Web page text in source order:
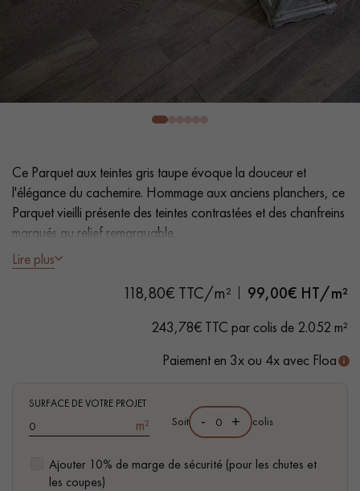
PARQUET FUMÉ
PARQUET LAMES LARGES XXL
ACCESSOIRES PARQUET
Nos conseillers sont disponibles au
0805 82 82 82
VOUS AVEZ UN PROJET ?
Nos experts sont à votre disposition pour vous guider pas à
pas dans le choix et la pose de votre parquet.
Un expert Décoplus Parquets vous appelle
Ce Parquet aux teintes gris taupe évoque la douceur et
l'élégance du cachemire. Hommage aux anciens planchers, ce
Parquet vieilli présente des teintes contrastées et des chanfreins
marqués au relief remarquable.
- Lames largeur 9 cm
- Fumé, Huile UV naturelle effet ciré
- Choix Authentic - Nœuds, gerces, fissures colmatées,
Lire plus
118,80€ TTC/m² 99,00€ HT/m²
243,78€ TTC par colis de 2.052 m²
Paiement en 3x ou 4x avec Floa
SURFACE DE VOTRE PROJET
m²
Ajouter 10% de marge de sécurité (pour les chutes et
les coupes)
Soit - + colis